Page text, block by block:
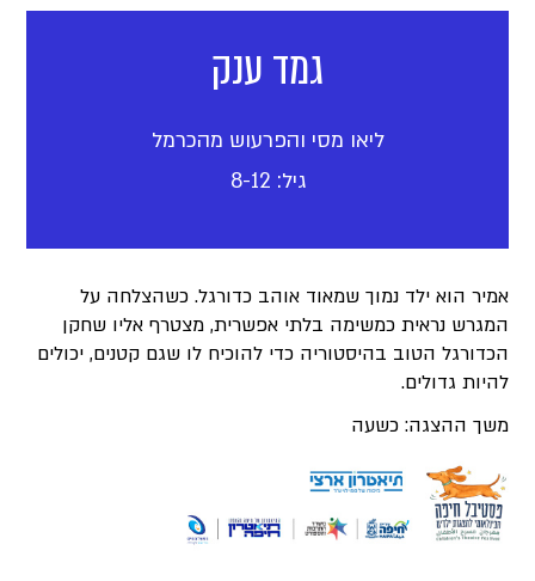
גמד ענק
ליאו מסי והפרעוש מהכרמל
גיל: 8-12
אמיר הוא ילד נמוך שמאוד אוהב כדורגל. כשהצלחה על
המגרש נראית כמשימה בלתי אפשרית, מצטרף אליו שחקן
הכדורגל הטוב בהיסטוריה כדי להוכיח לו שגם קטנים, יכולים
להיות גדולים.
משך ההצגה: כשעה